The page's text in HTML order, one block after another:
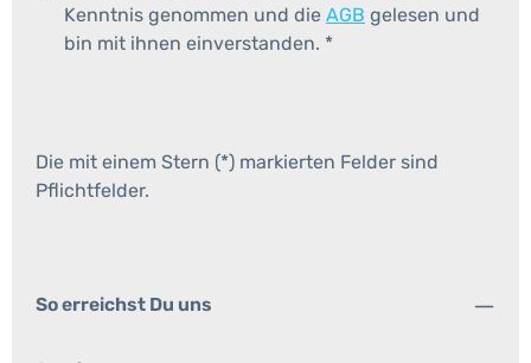
Kenntnis genommen und die AGB gelesen und
bin mit ihnen einverstanden. *
Die mit einem Stern (*) markierten Felder sind
Pflichtfelder.
So erreichst Du uns